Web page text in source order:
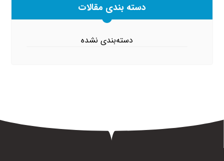
دسته بندی مقالات
دسته‌بندی نشده